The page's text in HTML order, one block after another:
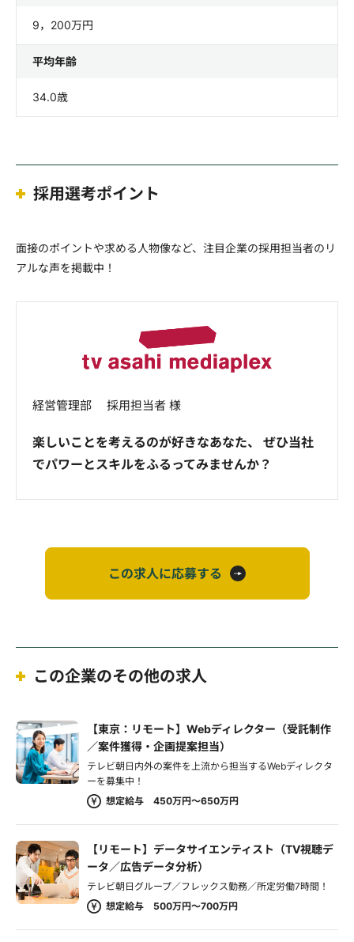
9，200万円
平均年齢
34.0歳
採用選考ポイント
面接のポイントや求める人物像など、注目企業の採用担当者のリ
アルな声を掲載中！
経営管理部 採用担当者 様
楽しいことを考えるのが好きなあなた、 ぜひ当社
でパワーとスキルをふるってみませんか？
この求人に応募する
この企業のその他の求人
【東京：リモート】Webディレクター（受託制作
／案件獲得・企画提案担当）
テレビ朝日内外の案件を上流から担当するWebディレクタ
ーを募集中！
想定給与 450万円～650万円
【リモート】データサイエンティスト（TV視聴デ
ータ／広告データ分析）
テレビ朝日グループ／フレックス勤務／所定労働7時間！
想定給与 500万円～700万円